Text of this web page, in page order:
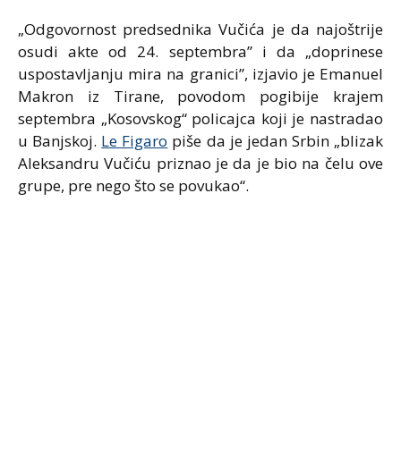
„Odgovornost predsednika Vučića je da najoštrije
osudi akte od 24. septembra” i da „doprinese
uspostavljanju mira na granici”, izjavio je Emanuel
Makron iz Tirane, povodom pogibije krajem
septembra „Kosovskog“ policajca koji je nastradao
u Banjskoj. Le Figaro piše da je jedan Srbin „blizak
Aleksandru Vučiću priznao je da je bio na čelu ove
grupe, pre nego što se povukao“.